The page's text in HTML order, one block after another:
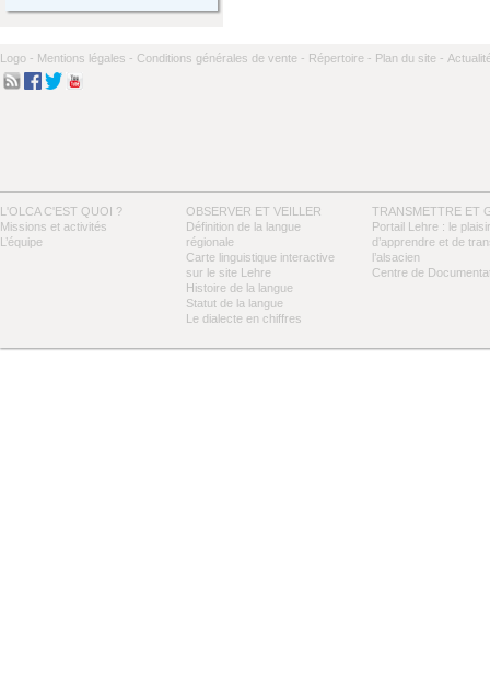
Logo - Mentions légales - Conditions générales de vente - Répertoire - Plan du site -
L'OLCA C'EST QUOI ?
Missions et activités
L’équipe
OBSERVER ET VEILLER
Définition de la langue
régionale
Carte linguistique interactive
sur le site Lehre
Histoire de la langue
Statut de la langue
Le dialecte en chiffres
TRANSMETTRE ET
Portail Lehre : le plaisir
d’apprendre et de
l’alsacien
Centre de